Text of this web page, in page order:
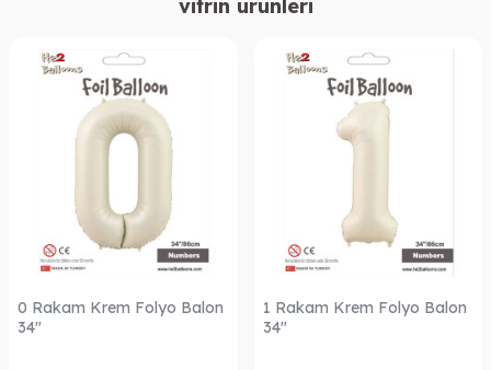
vitrin ürünleri
0 Rakam Krem Folyo Balon
34"
1 Rakam Krem Folyo Balon
34"